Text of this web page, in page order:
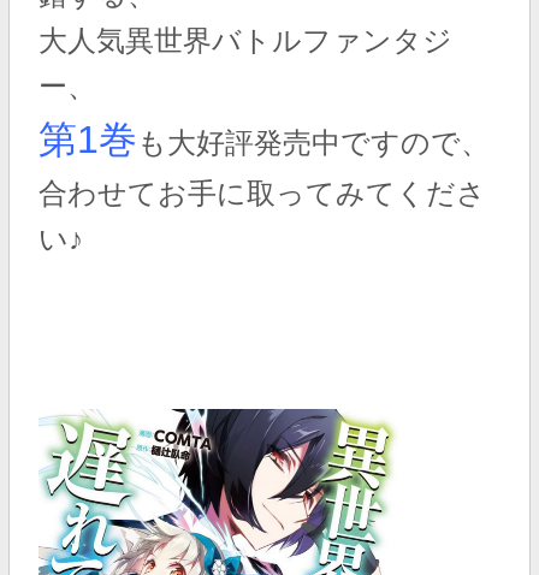
大人気異世界バトルファンタジ
ー、
第1巻も大好評発売中ですので、
合わせてお手に取ってみてくださ
い♪